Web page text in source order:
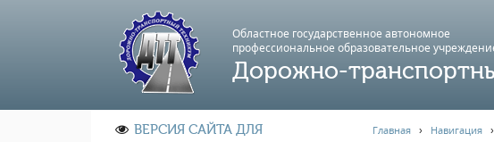
Областное государственное автономное
профессиональноe образовательное
Дорожно-
ВЕРСИЯ САЙТА ДЛЯ
Главная› Навигация